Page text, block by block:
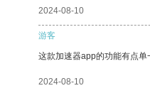
2024-08-10
游客
这款加速器app的功能有点单
2024-08-10